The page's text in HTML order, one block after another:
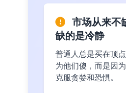
市场从来不
缺的是冷静
普通人总是买在顶
为他们傻，而是因
克服贪婪和恐惧。